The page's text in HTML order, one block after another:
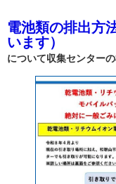
電池類の排出方
います）
について収集センター